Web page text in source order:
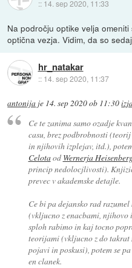
:: 14. sep 2020, 11:33
Na področju optike velja
optična vezja. Vidim, da so
hr_natakar
:: 14. sep 2020, 11:37
antonija je 14. sep 2020 ob 11:30
Ce te zanima samo ozadje
casu, brez podbrobnosti
in njihovih izplejav, itd.),
Celotaod Wernerja
princip nedolocjlivosti).
prevec v akademske detajle.
Ce bi pa dejansko rad
(vkljucno z enacbami, njihovo
sploh rabimo in kaj tocno
teorijami (vkljucno z do
pojavi in poskusi), potem se
en clanek.